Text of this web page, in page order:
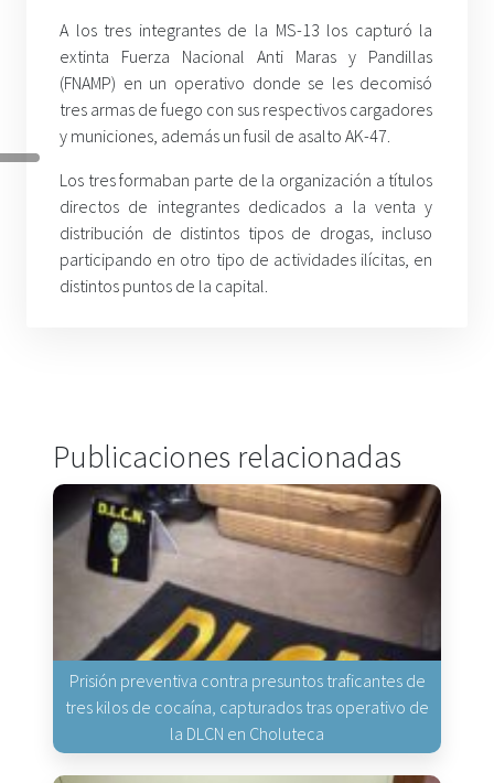
A los tres integrantes de la MS-13 los capturó la
extinta Fuerza Nacional Anti Maras y Pandillas
(FNAMP) en un operativo donde se les decomisó
tres armas de fuego con sus respectivos cargadores
y municiones, además un fusil de asalto AK-47.
Los tres formaban parte de la organización a títulos
directos de integrantes dedicados a la venta y
distribución de distintos tipos de drogas, incluso
participando en otro tipo de actividades ilícitas, en
distintos puntos de la capital.
Publicaciones relacionadas
Prisión preventiva contra presuntos traficantes de
tres kilos de cocaína, capturados tras operativo de
la DLCN en Choluteca